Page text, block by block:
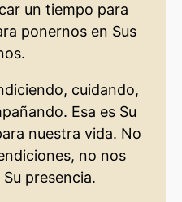
un tiempo para
ponernos en Sus
cuidando,
Esa es Su
nuestra vida. No
no nos
presencia.